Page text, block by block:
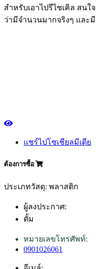
สำหรับเอาไปรีไซเคิล สน
ว่ามีจำนวนมากจริงๆ และ
แชร์ไปโซเชียลมีเดีย
ต้องการซื้อ
ประเภทวัสดุ: พลาสติก
ผู้ลงประกาศ:
ตั้ม
หมายเลขโทรศัพท์:
0901026061